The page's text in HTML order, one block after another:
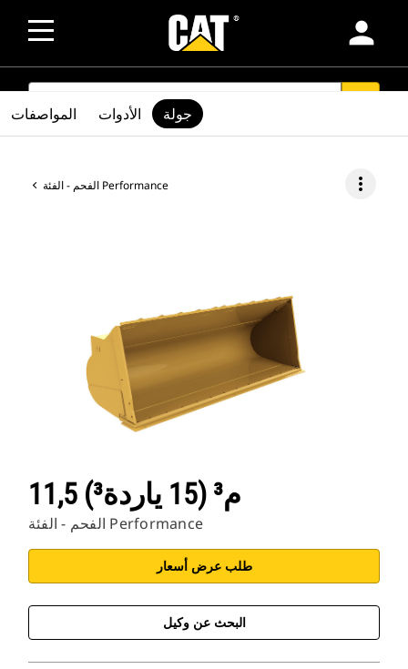
person
SEARCH
الفحم - الفئة Performance more_vert
11,5 م³ (15 ياردة³)
الفحم - الفئة Performance
طلب عرض أسعار
البحث عن وكيل
المواصفات الأدوات جولة